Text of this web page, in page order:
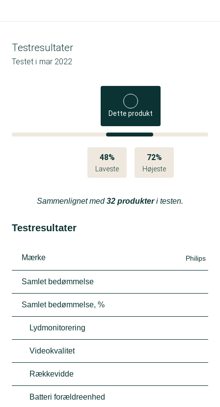
Testresultater
Testet i mar 2022
Dette produkt
48%
Laveste
72%
Højeste
Sammenlignet med32 produkteri testen.
Testresultater
Mærke Philips
Samlet bedømmelse
Samlet bedømmelse, %
Lydmonitorering
Videokvalitet
Rækkevidde
Batteri forældreenhed